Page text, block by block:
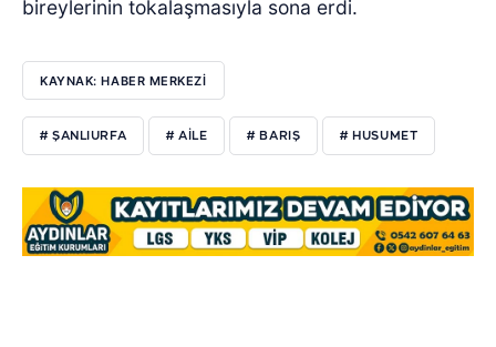
bireylerinin tokalaşmasıyla sona erdi.
KAYNAK: HABER MERKEZİ
# ŞANLIURFA # AILE # BARIŞ # HUSUMET